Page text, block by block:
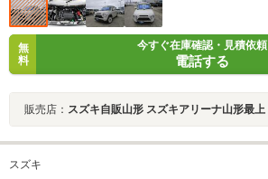
無
料
今すぐ在庫確認・見積依頼
電話する
販売店： スズキ自販山形 スズキアリーナ山形最上
スズキ